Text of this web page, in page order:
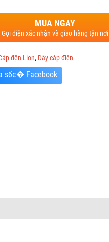
MUA NGAY
Gọi điện xác nhận và giao hàng tận nơi
đện Lion, Dây cáp điện
sбє� Facebook